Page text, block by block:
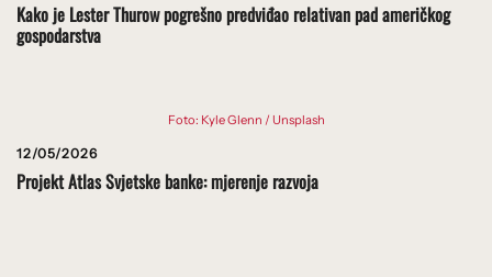
Kako je Lester Thurow pogrešno predviđao relativan pad američkog
gospodarstva
Foto: Kyle Glenn / Unsplash
12/05/2026
Projekt Atlas Svjetske banke: mjerenje razvoja